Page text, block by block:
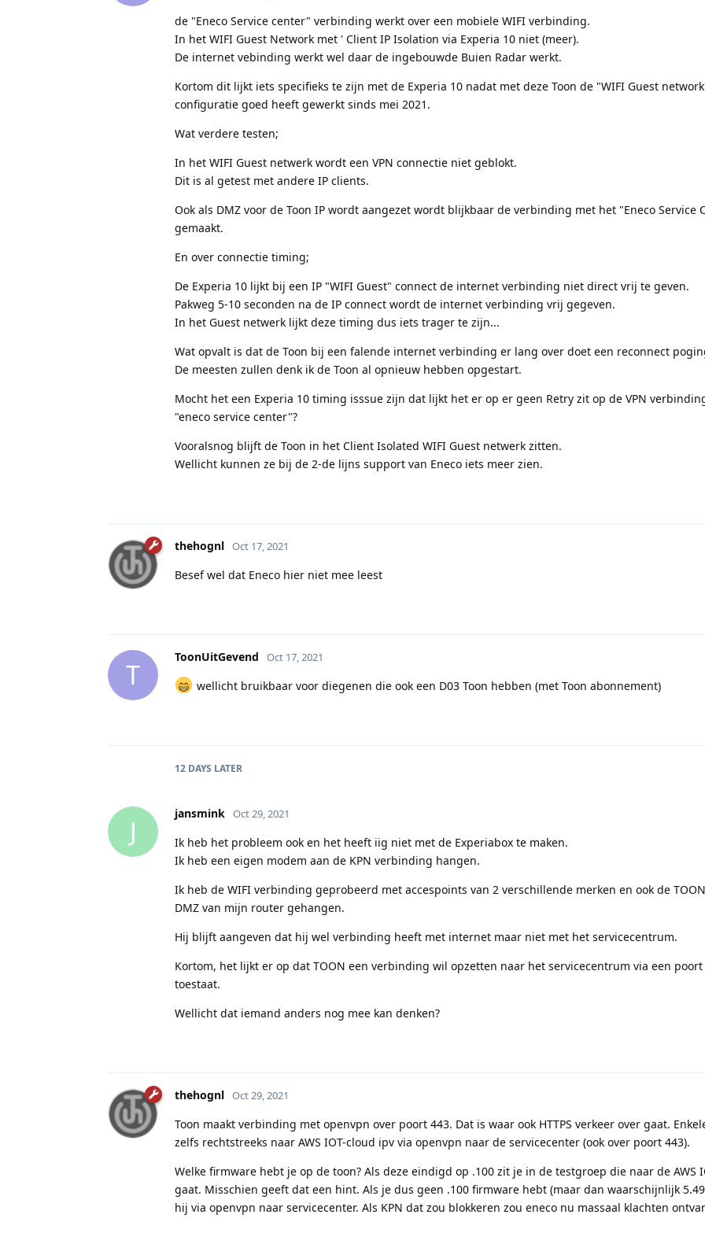
de "Eneco Service center" verbinding werkt over een mobiele WIFI verbinding.
In het WIFI Guest Network met ' Client IP Isolation via Experia 10 niet (meer).
De internet vebinding werkt wel daar de ingebouwde Buien Radar werkt.
Kortom dit lijkt iets specifieks te zijn met de Experia 10 nadat met deze Toon de "WIFI Guest
configuratie goed heeft gewerkt sinds mei 2021.
Wat verdere testen;
In het WIFI Guest netwerk wordt een VPN connectie niet geblokt.
Dit is al getest met andere IP clients.
Ook als DMZ voor de Toon IP wordt aangezet wordt blijkbaar de verbinding met het "Eneco Service
gemaakt.
En over connectie timing;
De Experia 10 lijkt bij een IP "WIFI Guest" connect de internet verbinding niet direct vrij te geven.
Pakweg 5-10 seconden na de IP connect wordt de internet verbinding vrij gegeven.
In het Guest netwerk lijkt deze timing dus iets trager te zijn...
Wat opvalt is dat de Toon bij een falende internet verbinding er lang over doet een reconnect
De meesten zullen denk ik de Toon al opnieuw hebben opgestart.
Mocht het een Experia 10 timing isssue zijn dat lijkt het er op er geen Retry zit op de VPN
"eneco service center"?
Vooralsnog blijft de Toon in het Client Isolated WIFI Guest netwerk zitten.
Wellicht kunnen ze bij de 2-de lijns support van Eneco iets meer zien.
thehognl Oct 17, 2021
Besef wel dat Eneco hier niet mee leest
T
ToonUitGevend Oct 17, 2021
wellicht bruikbaar voor diegenen die ook een D03 Toon hebben (met Toon abonnement)
12 DAYS LATER
J
jansmink Oct 29, 2021
Ik heb het probleem ook en het heeft iig niet met de Experiabox te maken.
Ik heb een eigen modem aan de KPN verbinding hangen.
Ik heb de WIFI verbinding geprobeerd met accespoints van 2 verschillende merken en ook de
DMZ van mijn router gehangen.
Hij blijft aangeven dat hij wel verbinding heeft met internet maar niet met het servicecentrum.
Kortom, het lijkt er op dat TOON een verbinding wil opzetten naar het servicecentrum via een poort
toestaat.
Wellicht dat iemand anders nog mee kan denken?
thehognl Oct 29, 2021
Toon maakt verbinding met openvpn over poort 443. Dat is waar ook HTTPS verkeer over gaat.
zelfs rechtstreeks naar AWS IOT-cloud ipv via openvpn naar de servicecenter (ook over poort 443).
Welke firmware hebt je op de toon? Als deze eindigd op .100 zit je in de testgroep die naar de AWS
gaat. Misschien geeft dat een hint. Als je dus geen .100 firmware hebt (maar dan waarschijnlijk
hij via openvpn naar servicecenter. Als KPN dat zou blokkeren zou eneco nu massaal klachten